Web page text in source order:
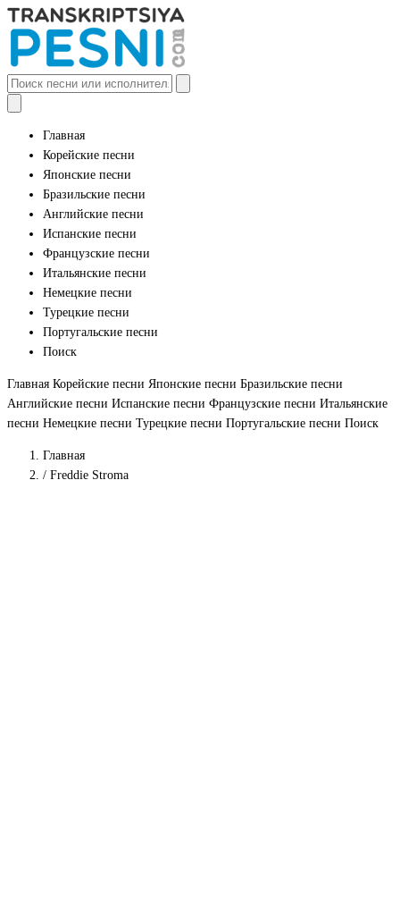
Главная
Корейские песни
Японские песни
Бразильские песни
Английские песни
Испанские песни
Французские песни
Итальянские песни
Немецкие песни
Турецкие песни
Португальские песни
Поиск
Главная Корейские песни Японские песни Бразильские песни
Английские песни Испанские песни Французские песни Итальянские
песни Немецкие песни Турецкие песни Португальские песни Поиск
Главная
/ Freddie Stroma